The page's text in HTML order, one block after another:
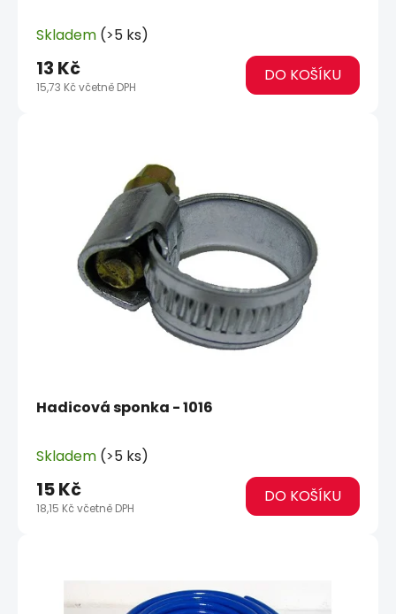
Skladem (>5 ks)
15,73 Kč včetně DPH
13 Kč DO KOŠÍKU
Hadicová sponka - 1016
Skladem (>5 ks)
18,15 Kč včetně DPH
15 Kč DO KOŠÍKU